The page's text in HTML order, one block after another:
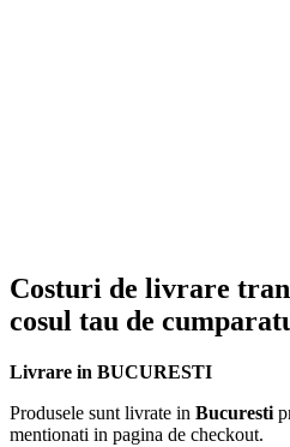
Costuri de livrare
cosul tau de
Livrare in BUCURESTI
Produsele sunt livrate in Bucuresti
mentionati in pagina de checkout.